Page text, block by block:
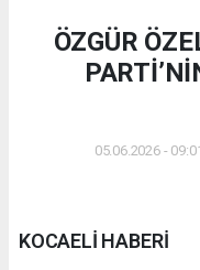
ÖZGÜR
05.06.2026 -
KOCAELİ HABERİ